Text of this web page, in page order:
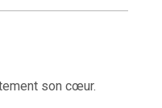
son cœur.